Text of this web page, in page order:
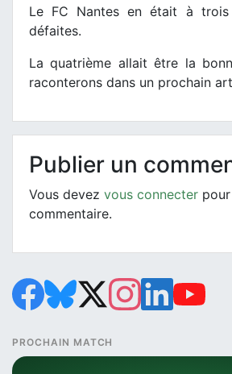
Le FC Nantes en était à
défaites.
La quatrième allait être la
raconterons dans un prochain
Publier un
Vous devez vous connecter
commentaire.
PROCHAIN MATCH